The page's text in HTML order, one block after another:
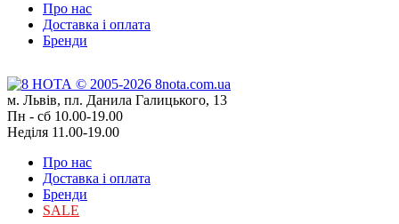
Про нас
Доставка і оплата
Бренди
м. Львів, пл. Данила Галицького, 13
Пн - сб 10.00-19.00
Неділя 11.00-19.00
Про нас
Доставка і оплата
Бренди
SALE